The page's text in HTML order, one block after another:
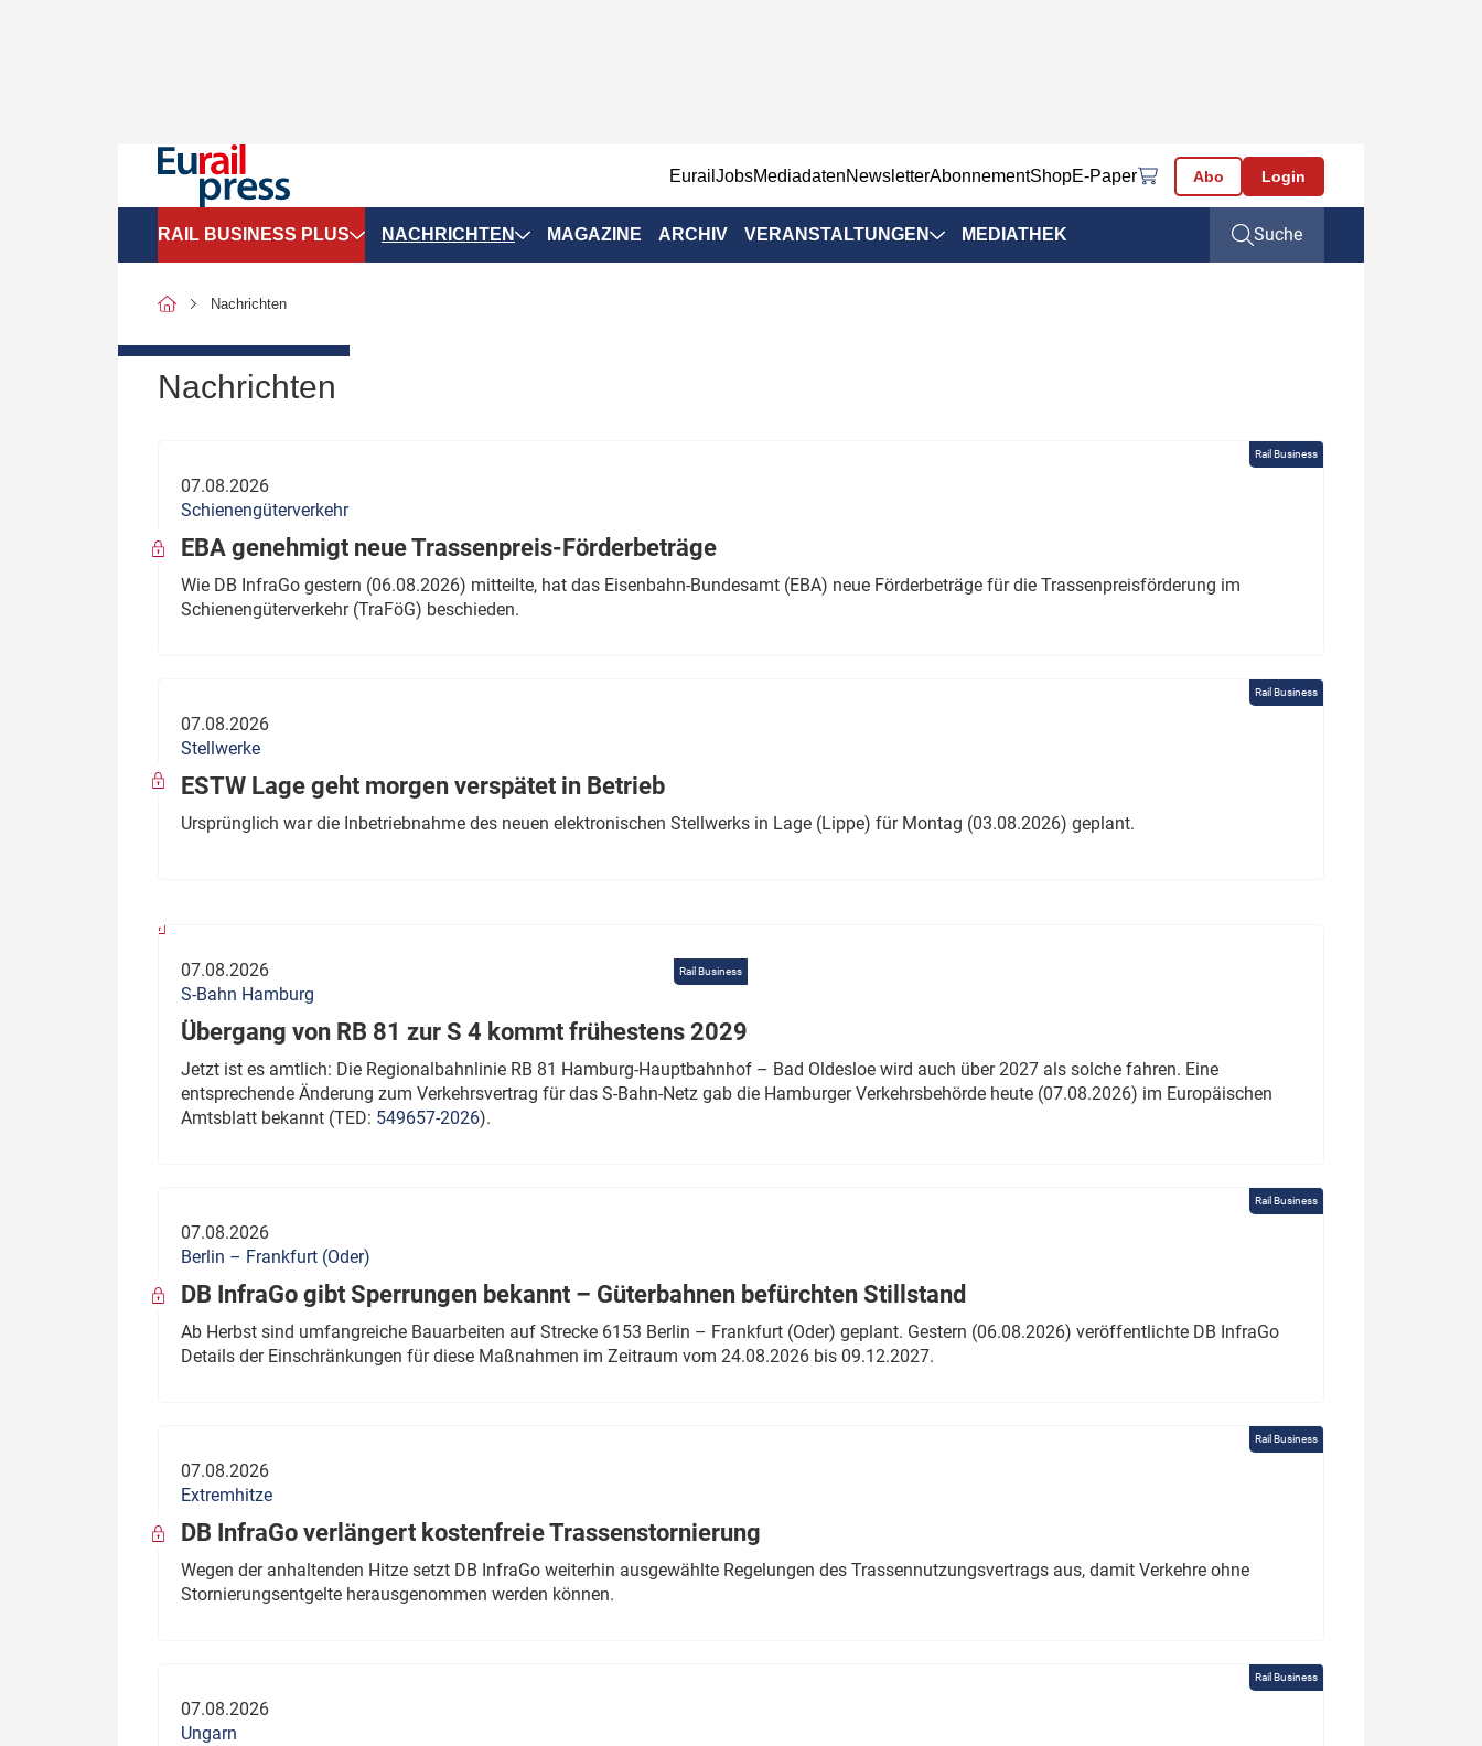
EurailJobsMediadatenNewsletterAbonnementShopE-Paper Abo Login
RAIL BUSINESS PLUS
SPNV-Marktdaten
Politik
Verbände: Wer spricht für
wen?
Thema des Monats
Dossier: Generalsanierung
Dossier: ETCS
NACHRICHTEN
Infrastruktur & Ausrüstung
ÖPNV
MAGAZINE ARCHIV VERANSTALTUNGEN MEDIATHEK Suche
Nachrichten
Nachrichten
Rail Business
07.08.2026
Schienengüterverkehr
EBA genehmigt neue Trassenpreis-Förderbeträge
Wie DB InfraGo gestern (06.08.2026) mitteilte, hat das Eisenbahn-Bundesamt (EBA) neue Förderbeträge für die Trassenpreisförderung im
Schienengüterverkehr (TraFöG) beschieden.
Rail Business
07.08.2026
Stellwerke
ESTW Lage geht morgen verspätet in Betrieb
Ursprünglich war die Inbetriebnahme des neuen elektronischen Stellwerks in Lage (Lippe) für Montag (03.08.2026) geplant.
Rail Business
07.08.2026
S-Bahn Hamburg
Übergang von RB 81 zur S 4 kommt frühestens 2029
Jetzt ist es amtlich: Die Regionalbahnlinie RB 81 Hamburg-Hauptbahnhof – Bad Oldesloe wird auch über 2027 als solche fahren. Eine
entsprechende Änderung zum Verkehrsvertrag für das S-Bahn-Netz gab die Hamburger Verkehrsbehörde heute (07.08.2026) im Europäischen
Amtsblatt bekannt (TED: 549657-2026).
Rail Business
07.08.2026
Berlin – Frankfurt (Oder)
DB InfraGo gibt Sperrungen bekannt – Güterbahnen befürchten Stillstand
Ab Herbst sind umfangreiche Bauarbeiten auf Strecke 6153 Berlin – Frankfurt (Oder) geplant. Gestern (06.08.2026) veröffentlichte DB InfraGo
Details der Einschränkungen für diese Maßnahmen im Zeitraum vom 24.08.2026 bis 09.12.2027.
Rail Business
07.08.2026
Extremhitze
DB InfraGo verlängert kostenfreie Trassenstornierung
Wegen der anhaltenden Hitze setzt DB InfraGo weiterhin ausgewählte Regelungen des Trassennutzungsvertrags aus, damit Verkehre ohne
Stornierungsentgelte herausgenommen werden können.
Rail Business
07.08.2026
Ungarn